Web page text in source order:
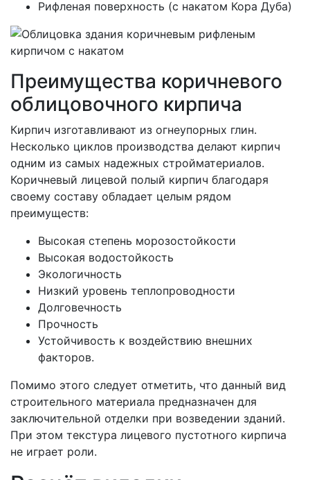
Рифленая поверхность (с накатом Кора Дуба)
Преимущества коричневого
облицовочного кирпича
Кирпич изготавливают из огнеупорных глин.
Несколько циклов производства делают кирпич
одним из самых надежных стройматериалов.
Коричневый лицевой полый кирпич благодаря
своему составу обладает целым рядом
преимуществ:
Высокая степень морозостойкости
Высокая водостойкость
Экологичность
Низкий уровень теплопроводности
Долговечность
Прочность
Устойчивость к воздействию внешних
факторов.
Помимо этого следует отметить, что данный вид
строительного материала предназначен для
заключительной отделки при возведении зданий.
При этом текстура лицевого пустотного кирпича
не играет роли.